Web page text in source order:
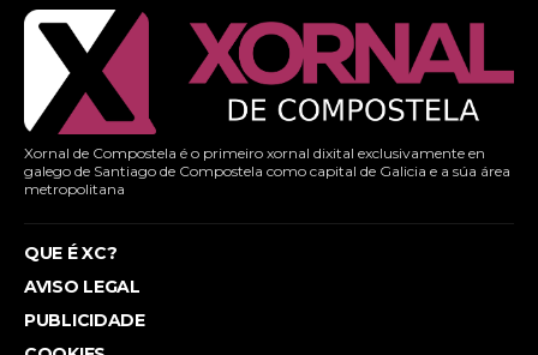
Xornal de Compostela é o primeiro xornal dixital exclusivamente en
galego de Santiago de Compostela como capital de Galicia e a súa área
metropolitana
QUE É XC?
AVISO LEGAL
PUBLICIDADE